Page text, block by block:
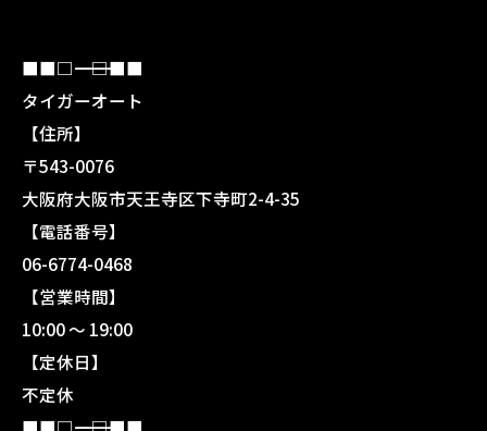
■■□―――――――――――――――――――□■■
タイガーオート
【住所】
〒543-0076
大阪府大阪市天王寺区下寺町2-4-35
【電話番号】
06-6774-0468
【営業時間】
10:00 〜 19:00
【定休日】
不定休